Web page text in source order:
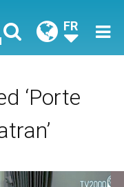
FR
‘Porte